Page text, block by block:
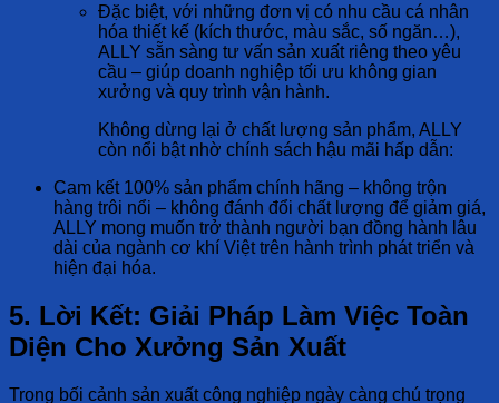
Đặc biệt, với những đơn vị có nhu cầu cá nhân
hóa thiết kế (kích thước, màu sắc, số ngăn…),
ALLY sẵn sàng tư vấn sản xuất riêng theo yêu
cầu – giúp doanh nghiệp tối ưu không gian
xưởng và quy trình vận hành.
Không dừng lại ở chất lượng sản phẩm, ALLY
còn nổi bật nhờ chính sách hậu mãi hấp dẫn:
Cam kết 100% sản phẩm chính hãng – không trộn
hàng trôi nổi – không đánh đổi chất lượng để giảm giá,
ALLY mong muốn trở thành người bạn đồng hành lâu
dài của ngành cơ khí Việt trên hành trình phát triển và
hiện đại hóa.
5. Lời Kết: Giải Pháp Làm Việc Toàn
Diện Cho Xưởng Sản Xuất
Trong bối cảnh sản xuất công nghiệp ngày càng chú trọng